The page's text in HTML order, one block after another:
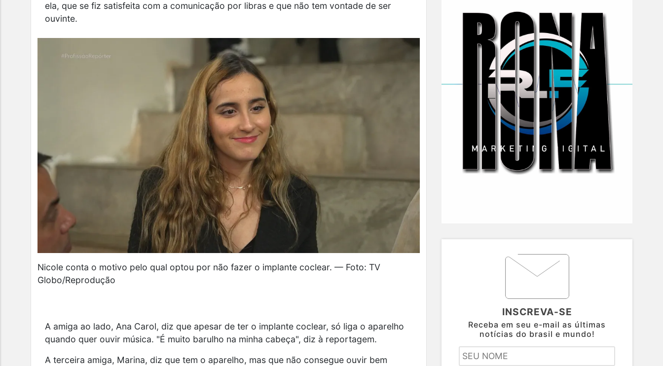
ela, que se fiz satisfeita com a comunicação por libras e que não tem vontade de ser
ouvinte.
Nicole conta o motivo pelo qual optou por não fazer o implante coclear. — Foto: TV
Globo/Reprodução
A amiga ao lado, Ana Carol, diz que apesar de ter o implante coclear, só liga o aparelho
quando quer ouvir música. "É muito barulho na minha cabeça", diz à reportagem.
A terceira amiga, Marina, diz que tem o aparelho, mas que não consegue ouvir bem
INSCREVA-SE
Receba em seu e-mail as últimas
notícias do brasil e mundo!